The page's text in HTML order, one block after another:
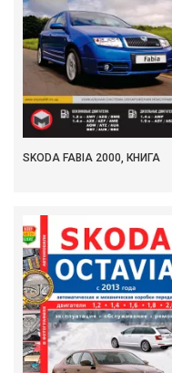
SKODA FABIA 2000, КНИГА